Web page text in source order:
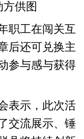
供图
工在闯关互
后还可兑换主
参与感与获得
示，此次活
交流展示、锤